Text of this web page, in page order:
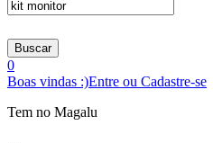
Buscar
0
Boas vindas :)Entre ou Cadastre-se
Tem no Magalu